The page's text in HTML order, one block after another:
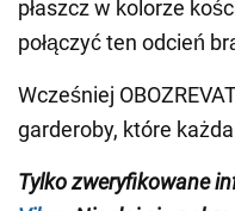
płaszcz w kolorze
połączyć ten odcień
Wcześniej
garderoby, które
Tylko zweryfikowane